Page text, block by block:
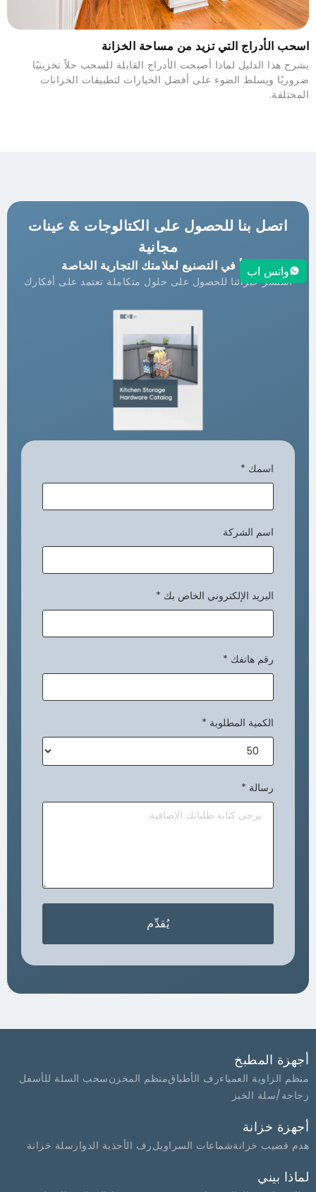
اسحب الأدراج التي تزيد من مساحة الخزانة
يشرح هذا الدليل لماذا أصبحت الأدراج القابلة للسحب حلاً تخزينيًا
ضروريًا ويسلط الضوء على أفضل الخيارات لتطبيقات الخزانات
المختلفة.
اتصل بنا للحصول على الكتالوجات & عينات
مجانية
ابدأ في التصنيع لعلامتك التجارية الخاصة
استشر خبرائنا للحصول على حلول متكاملة تعتمد على أفكارك
اسمك *
اسم الشركة
البريد الإلكتروني الخاص بك *
رقم هاتفك *
الكمية المطلوبة *
رسالة *
يُقدِّم
أجهزة المطبخ
منظم الزاوية العمياءرف الأطباقمنظم المخزنسحب السلة للأسفل
زجاجة/سلة الخبز
أجهزة خزانة
هدم قضيب خزانةشماعات السراويلرف الأحذية الدوار سلة خزانة
لماذا بيني
واتس اب